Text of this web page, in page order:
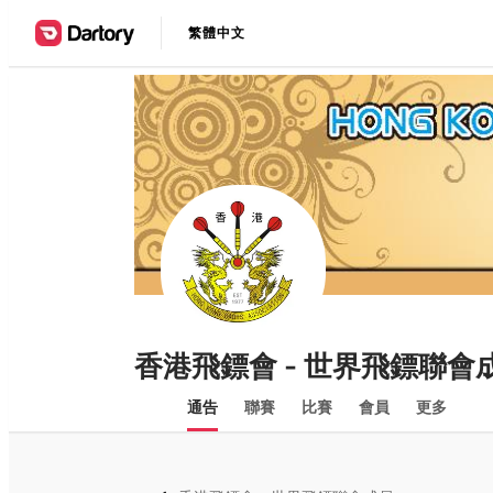
繁體中文
香港飛鏢會 - 世界飛鏢聯會
通告 聯賽 比賽 會員 更多